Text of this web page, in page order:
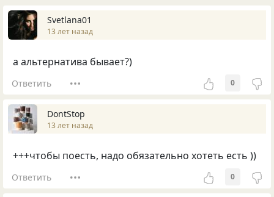
Svetlana01
13 лет назад
а альтернатива бывает?)
Ответить 0
DontStop
13 лет назад
+++чтобы поесть, надо обязательно хотеть есть ))
Ответить 0